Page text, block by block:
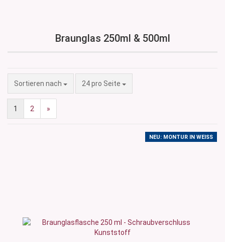
Braunglas 250ml & 500ml
Sortieren nach
Sortieren nach 24 pro Seite
pro Seite
1 2 »
NEU: MONTUR IN WEISS